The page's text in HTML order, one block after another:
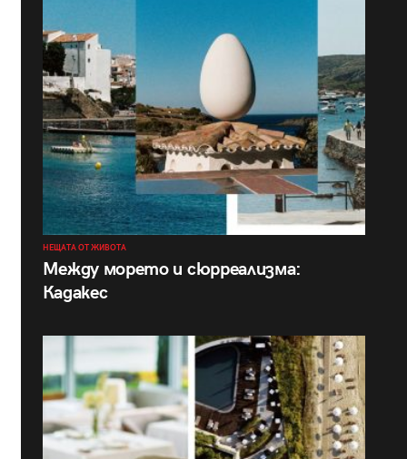
НЕЩАТА ОТ ЖИВОТА
Между морето и сюрреализма:
Кадакес